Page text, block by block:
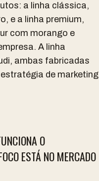
a linha clássica,
e a linha premium,
com morango e
A linha
ambas fabricadas
de marketing
O
ESTÁ NO MERCADO